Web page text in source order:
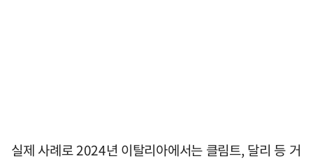
실제 사례로 2024년 이탈리아에서는 클림트, 달리 등 거